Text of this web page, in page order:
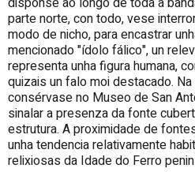
parte norte, con todo, vese
modo de nicho, para encastrar
mencionado "ídolo fálico", un
representa unha figura humana,
quizais un falo moi destacado.
consérvase no Museo de San
sinalar a presenza da fonte
estrutura. A proximidade de
unha tendencia relativamente
relixiosas da Idade do Ferro